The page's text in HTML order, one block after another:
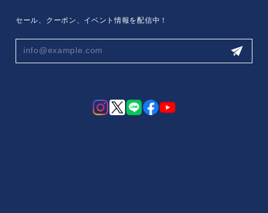
セール、クーポン、イベント情報を配信中！